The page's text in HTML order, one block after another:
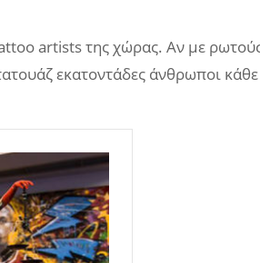
artists της χώρας. Αν με
εκατοντάδες άνθρωποι